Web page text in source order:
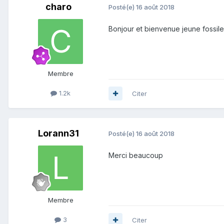
charo
Membre
1.2k
Posté(e) 16 août 2018
Bonjour et bienvenue jeune
Citer
Lorann31
Membre
3
Posté(e) 16 août 2018
Merci beaucoup
Citer